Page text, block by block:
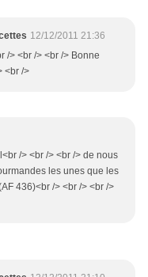
12/12/2011 21:36
/> <br /> <br /> Bonne
<br />
/> <br /> <br /> de nous
les unes que les
436)<br /> <br /> <br />